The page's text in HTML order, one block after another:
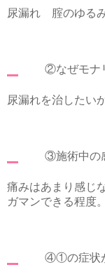
尿漏れ 腟のゆる
②なぜモナ
尿漏れを治したい
③施術中の
痛みはあまり感じ
ガマンできる程度。
④①の症状